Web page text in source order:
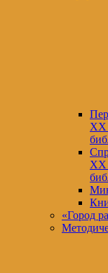
XX
XX
«Город